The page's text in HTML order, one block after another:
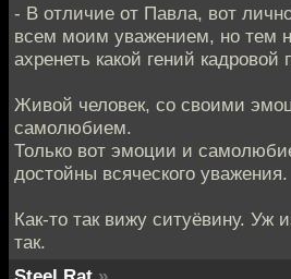
- В отличие от Павла, вот
всем моим уважением, но тем
ахренеть какой гений кадровой
Живой человек, со своими
самолюбием.
Только вот эмоции и
достойны всяческого уважения.
Как-то так вижу ситуёвину. Уж
так.